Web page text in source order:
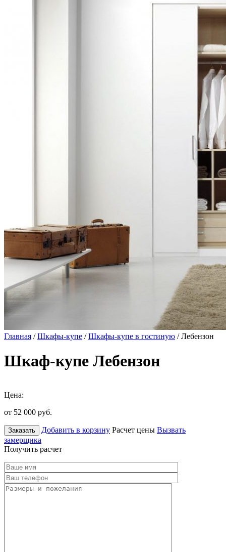
Главная /Шкафы-купе /Шкафы-купе в гостиную / Лебензон
Шкаф-купе Лебензон
Цена:
от 52 000 руб.
Заказать Добавить в корзину Расчет цены Вызвать
замерщика
Получить расчет